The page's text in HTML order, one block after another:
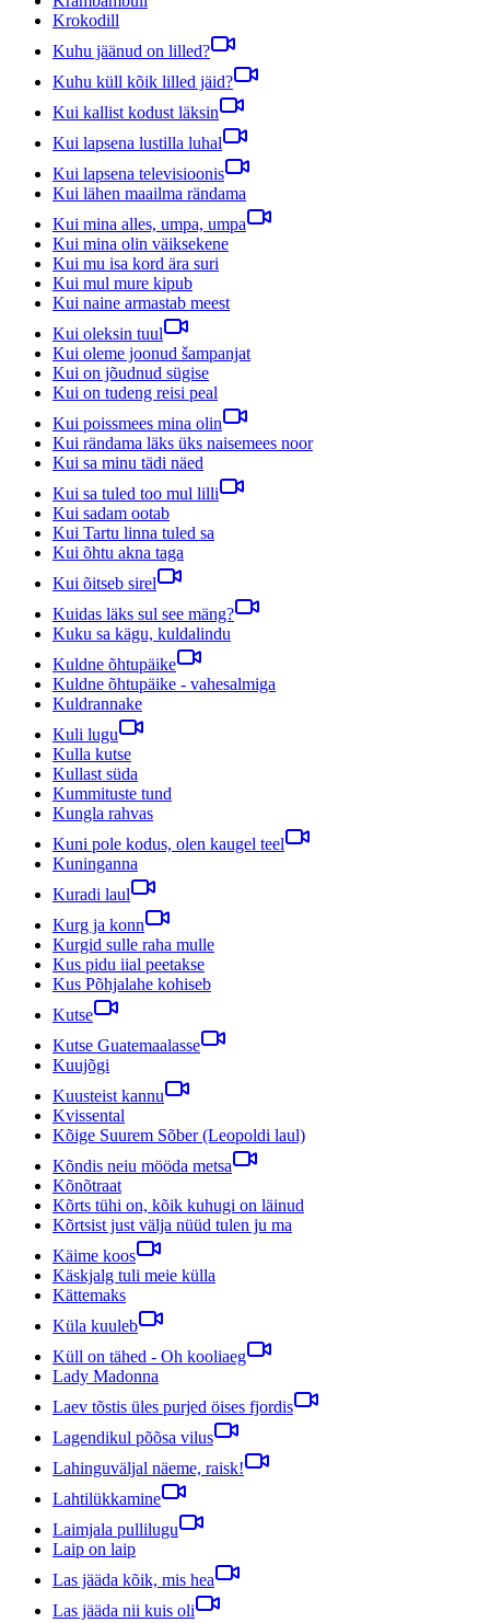
Krokodill
Kuhu jäänud on lilled?
Kuhu küll kõik lilled jäid?
Kui kallist kodust läksin
Kui lapsena lustilla luhal
Kui lapsena televisioonis
Kui lähen maailma rändama
Kui mina alles, umpa, umpa
Kui mina olin väiksekene
Kui mu isa kord ära suri
Kui mul mure kipub
Kui naine armastab meest
Kui oleksin tuul
Kui oleme joonud šampanjat
Kui on jõudnud sügise
Kui on tudeng reisi peal
Kui poissmees mina olin
Kui rändama läks üks naisemees noor
Kui sa minu tädi näed
Kui sa tuled too mul lilli
Kui sadam ootab
Kui Tartu linna tuled sa
Kui õhtu akna taga
Kui õitseb sirel
Kuidas läks sul see mäng?
Kuku sa kägu, kuldalindu
Kuldne õhtupäike
Kuldne õhtupäike - vahesalmiga
Kuldrannake
Kuli lugu
Kulla kutse
Kullast süda
Kummituste tund
Kungla rahvas
Kuni pole kodus, olen kaugel teel
Kuninganna
Kuradi laul
Kurg ja konn
Kurgid sulle raha mulle
Kus pidu iial peetakse
Kus Põhjalahe kohiseb
Kutse
Kutse Guatemaalasse
Kuujõgi
Kuusteist kannu
Kvissental
Kõige Suurem Sõber (Leopoldi laul)
Kõndis neiu mööda metsa
Kõnõtraat
Kõrts tühi on, kõik kuhugi on läinud
Kõrtsist just välja nüüd tulen ju ma
Käime koos
Käskjalg tuli meie külla
Kättemaks
Küla kuuleb
Küll on tähed - Oh kooliaeg
Lady Madonna
Laev tõstis üles purjed öises fjordis
Lagendikul põõsa vilus
Lahinguväljal näeme, raisk!
Lahtilükkamine
Laimjala pullilugu
Laip on laip
Las jääda kõik, mis hea
Las jääda nii kuis oli